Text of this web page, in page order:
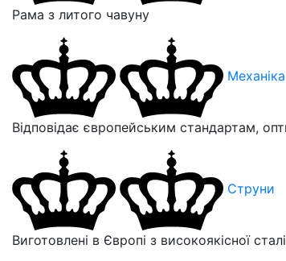
Рама з литого чавуну
Механіка
Відповідає європейським стандартам,
Струни
Виготовлені в Європі з високоякісної сталі